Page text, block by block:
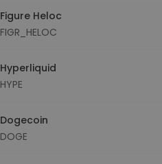
Figure Heloc
FIGR_HELOC
Hyperliquid
HYPE
Dogecoin
DOGE